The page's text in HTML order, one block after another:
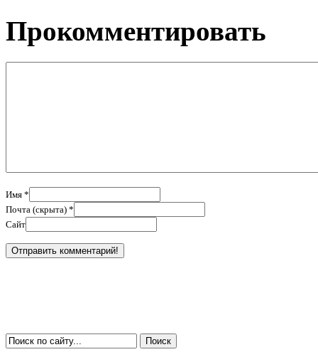
Прокомментировать
Имя *
Почта (скрыта) *
Сайт